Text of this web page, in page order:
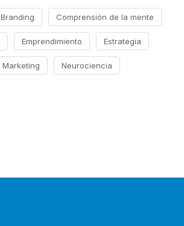
Branding Comprensión de la mente
Emprendimiento Estrategia
Marketing Neurociencia